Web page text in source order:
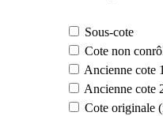
Sous-cote
Cote non
Ancienne cote
Ancienne cote
Cote originale